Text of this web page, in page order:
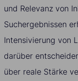
und Relevanz von
Suchergebnissen
Intensivierung von
darüber
über reale Stärke